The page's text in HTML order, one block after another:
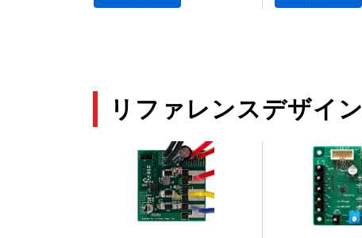
eFuse IC の基本的な使い方と機能
(PDF:1.4MB)
リファレンスデザイン